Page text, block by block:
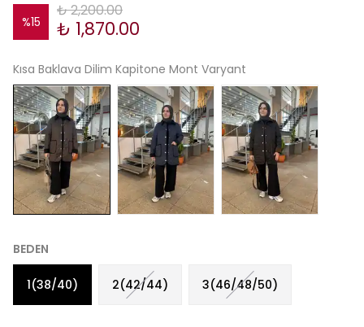
%15
₺ 2,200.00
₺ 1,870.00
Kısa Baklava Dilim Kapitone Mont Varyant
BEDEN
1(38/40) 2(42/44) 3(46/48/50)